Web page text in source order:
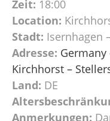
Zeit: 18:00
Location:
Stadt: Isernhagen
Adresse: Germany
Kirchhorst –
Land: DE
Anmerkungen: